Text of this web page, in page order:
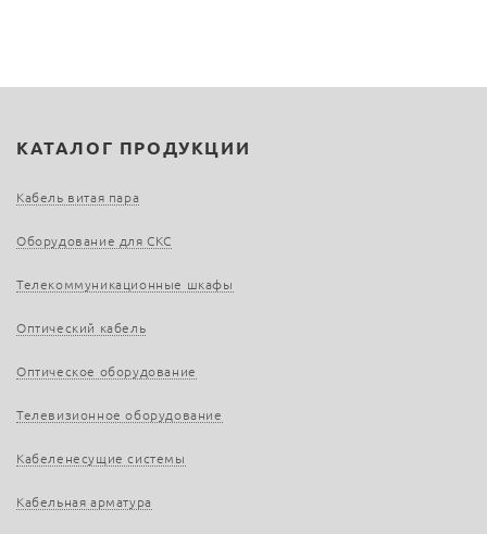
КАТАЛОГ ПРОДУКЦИИ
Кабель витая пара
Оборудование для СКС
Телекоммуникационные шкафы
Оптический кабель
Оптическое оборудование
Телевизионное оборудование
Кабеленесущие системы
Кабельная арматура